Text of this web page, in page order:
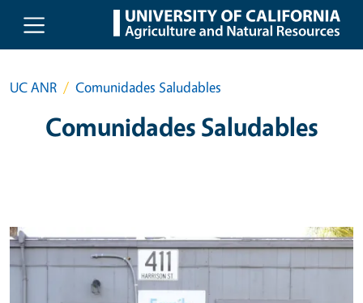
Skip to main content
UC ANR Comunidades Saludables
Comunidades Saludables
Primary Image